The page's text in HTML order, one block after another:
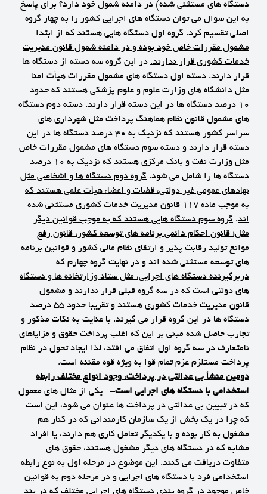
دستگاه های مستثنی شده) در دامنه شمول خود دارد؟ برای پاسخ
به این سوال می توان دستگاه های اجرایی کشور را به چهار گروه
اصلی تقسیم کرد. گروه اول دستگاه هایی هستند که از ابتدا
مشمول مقررات خاص خود بوده و در دامنه شمول قانون مدیریت
خدمات کشوری قرار ندارند.در این گروه سه دسته از دستگاه ها
قرار دارند. دسته اول دستگاه های مشمول مقررات هیأت امنا
مثل دانشگاه های وزارت علوم و علوم پزشکی هستند که حدود
10 درصد دستگاه ها در این دسته قرار دارند. دسته دوم دستگاه
های مشمول قانون نظام هماهنگ پرداخت مثل شهرداری های
سراسر کشور هستند که نزدیک به 30 درصد دستگاه ها در این
دسته قرار دارند و دسته سوم دستگاه های مشمول مقررات خاص
مثل وزارت نفت و بانک مرکزی هستند که نزدیک به 10 درصد
دستگاه ها را شامل می شود. گروه دوم دستگاه ها و اشخاصی مثل
نهادهای عمومی غیر دولتی، قضات و اعضاء هیأت علمی هستند که
به موجب ماده 117 قانون مدیریت خدمات کشوری مستثنی شده
اند. گروه سوم دستگاه هایی هستند که به موجب قوانین دیگر
مثل؛ قانون احکام دائمی برنامه های توسعه کشور، قانون رفع
موانع تولید رقابت پذیر و ارتقای نظام مالی کشور و قوانین برنامه
های توسعه مستثنی شده اندو در نهایتگروه چهارم که
دربرگیرنده دستگاه های اجرایی، مثل ستاد وزارتخانه ها و دستگاه
های دولتی است که در سه گروه قبلی قرار ندارند و مشمول
قانون مدیریت خدمات کشوری هستند
و تقریبا حدود 55 درصد
دستگاه ها در این گروه قرار می گیرند. با عنایت به نکات مذکور و
تجارب حاصل شده مبنی بر این که اغلب پرداخت حقوق و مزایاهای
نامتعارف در سه گروه اول اتفاق می افتد، لذا ایجاد تحول در نظام
پرداخت مستلزم عزم تمام قوا به ویژه قوه مقننه است.
دومین منشأ بی عدالتی در پرداخت، وجود انواع مختلف رابطه
استخدامی با دستگاه های اجرایی است- یکی از مثال های معمول
که در تبیین بی عدالتی در پرداخت ها عنوان می شود، این است
که چرا در یک بخش از یک سازمان کارمندانی که در کنار هم
مشغول به کار بوده و با یکدیگر تعامل کاری هم دارند، یا افراد
مشابه که در دستگاه های دیگر مشغول هستند، حقوق های
متفاوت دریافت می کنند. این موضوع در مرحله اول به نوع رابطه
استخدامی فرد با دستگاه های اجرایی و در مرحله دوم به قوانین
خاص موجود در گروه بندی دستگاه های اجرایی مختلف که در بند